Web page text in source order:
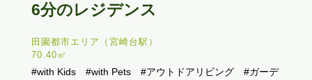
6分のレジデンス
田園都市エリア（宮崎台駅）
70.40㎡
#with Kids #with Pets #アウトドアリビング
#ガーデ